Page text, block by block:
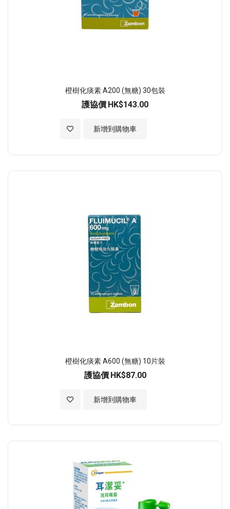
橙樹化痰素 A200 (無糖) 30包裝
護協價 HK$143.00
新增到購物車
加入至願望清單
橙樹化痰素 A600 (無糖) 10片裝
護協價 HK$87.00
新增到購物車
加入至願望清單